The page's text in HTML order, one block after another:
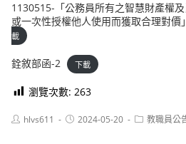
1130515-「公務員所有之智慧財產權
或一次性授權他人使用而獲取合理對價
載
銓敘部函-2 下載
瀏覽次數: 263
Posthlvs611
Post2024-05-20
Post教職員公